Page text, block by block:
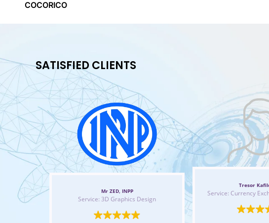
COCORICO
SATISFIED CLIENTS
Mr ZED, INPP
Service: 3D Graphics Design
Tresor
Service: Currency